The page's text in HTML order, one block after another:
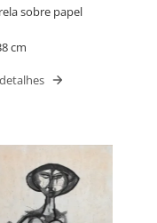
sobre papel
cm